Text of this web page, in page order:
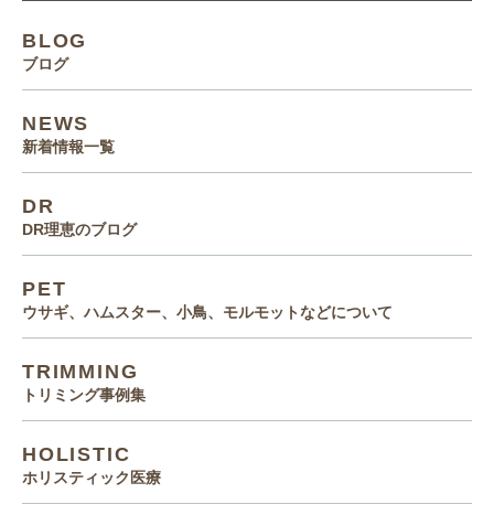
BLOG
ブログ
NEWS
新着情報一覧
DR
DR理恵のブログ
PET
ウサギ、ハムスター、小鳥、モルモットなどについて
TRIMMING
トリミング事例集
HOLISTIC
ホリスティック医療